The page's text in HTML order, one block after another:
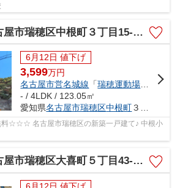
瑞穂区中根町３丁目15-3【仲介手数料無料】新築一戸建て
6月12日 値下げ
3,599万円
名古屋市営名城線 「瑞穂運動場東
」駅
- / 4LDK / 123.05㎡
愛知県名古屋市瑞穂区中根町３丁目15-3
☆☆☆ 名古屋市瑞穂区の新築一戸建て♪ 中根小
瑞穂区大喜町５丁目43-1【仲介手数料無料】新築一戸建て